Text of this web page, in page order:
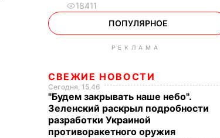
18411
ПОПУЛЯРНОЕ
РЕКЛАМА
СВЕЖИЕ НОВОСТИ
Сегодня, 15.46
"Будем закрывать наше небо".
Зеленский раскрыл подробности
разработки Украиной
противоракетного оружия